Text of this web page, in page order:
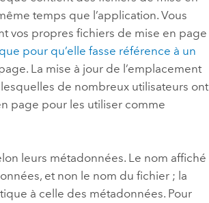
temps que l’application. Vous
vos propres fichiers de mise en page
pour qu’elle fasse référence à un
La mise à jour de l’emplacement
de nombreux utilisateurs ont
page pour les utiliser comme
leurs métadonnées. Le nom affiché
et non le nom du fichier ; la
à celle des métadonnées. Pour